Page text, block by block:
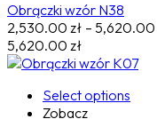
Obrączki wzór N38
2,530.00 zł – 5,620.00
5,620.00 zł
Select options
Zobacz